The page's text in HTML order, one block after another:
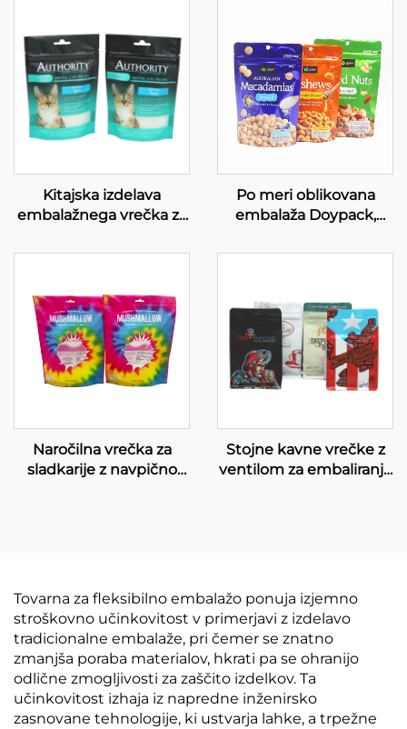
Kitajska izdelava
embalažnega vrečka za
mačjo hrano z ponovno
Po meri oblikovana
embalaža Doypack,
oreške
Naročilna vrečka za
sladkarije z navpično
Stojne kavne vrečke z
ventilom za embaliranje
Tovarna za fleksibilno embalažo ponuja izjemno
stroškovno učinkovitost v primerjavi z izdelavo
tradicionalne embalaže, pri čemer se znatno
zmanjša poraba materialov, hkrati pa se ohranijo
odlične zmogljivosti za zaščito izdelkov. Ta
učinkovitost izhaja iz napredne inženirsko
zasnovane tehnologije, ki ustvarja lahke, a trpežne